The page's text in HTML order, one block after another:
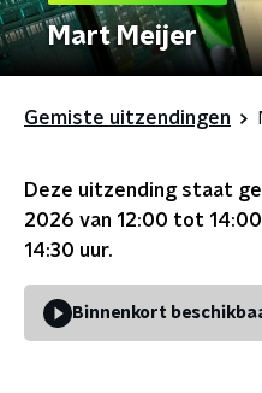
Mart Meijer
Gemiste uitzendingen
Deze uitzending staat
2026 van 12:00 tot 14:00
14:30 uur.
Binnenkort